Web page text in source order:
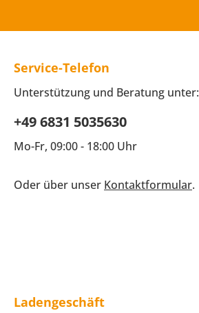
Service-Telefon
Unterstützung und Beratung unter:
+49 6831 5035630
Mo-Fr, 09:00 - 18:00 Uhr
Oder über unser Kontaktformular.
Ladengeschäft